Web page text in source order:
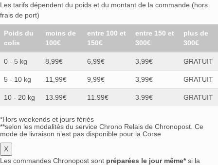
Les tarifs dépendent du poids et du montant de la commande (hors
frais de port)
Poids du
colis
moins de
100€
entre 100 et
150€
entre 150 et
300€
plus de
300€
0 - 5 kg 8,99€ 6,99€ 3,99€ GRATUIT
5 - 10 kg 11,99€ 9,99€ 3,99€ GRATUIT
10 - 20 kg 13.99€ 11.99€ 3.99€ GRATUIT
*Hors weekends et jours fériés
**selon les modalités du service Chrono Relais de Chronopost. Ce
mode de livraison n’est pas disponible pour la Corse
X
Les commandes Chronopost sont préparées le jour même*si la